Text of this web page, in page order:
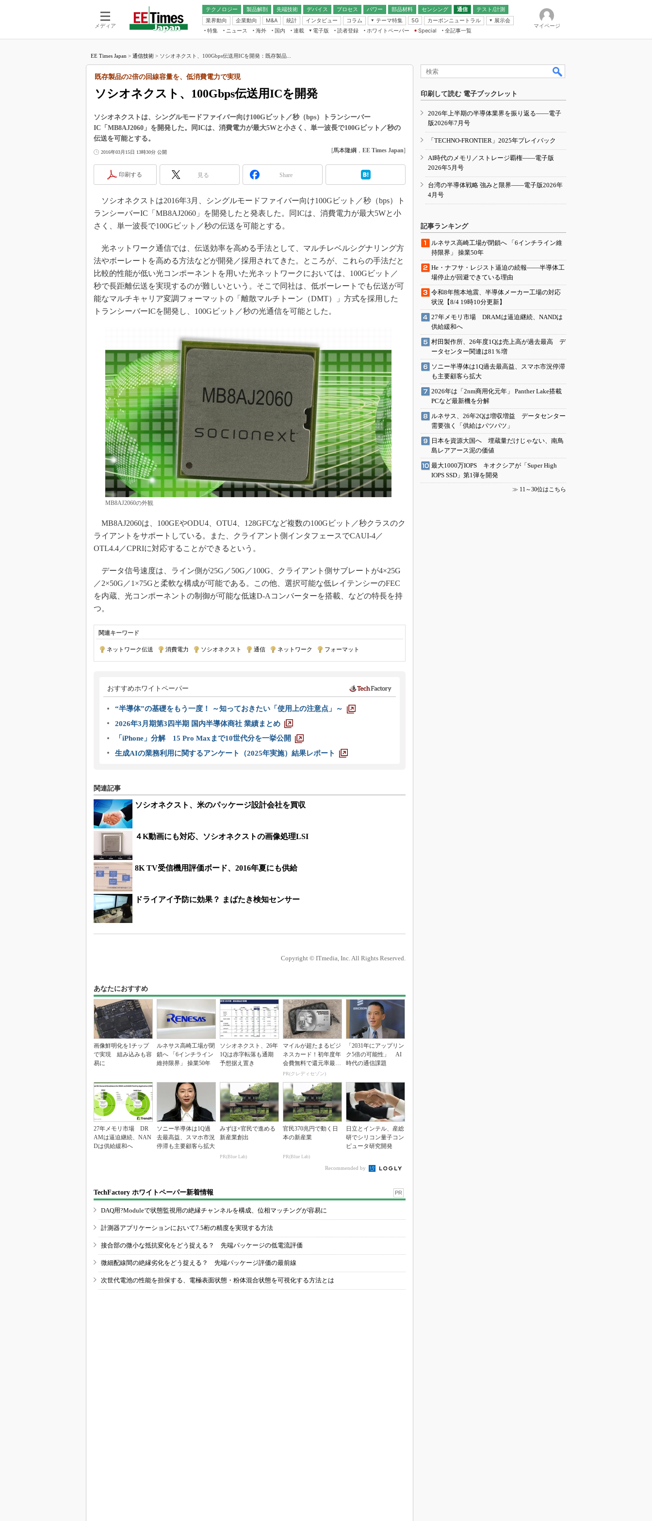
メディア
テクノロジー 製品解剖
先端技術
電池／エネルギー
デバイス
アナログ
マイコン
FPGA
プロセス パワー 部品材料 センシング
通信
無線
テスト/計測
業界動向
企業動向 M&A 統計 インタビュー コラム
テーマ特集
フィジカルAI
読者調査（EE Times Research）
エレクトロニクス入門（EDN
5G カーボンニュートラル
展示会
IoT・エッジコンピューティング
EXPO
TECHNO-FRONTIER
人とくるま展
特集 ニュース 海外 国内
連載
福田昭のデバイス通信
湯之上隆のナノフォーカス
大山聡の業界スコープ
大原雄介のエレ・組み込みプレイバ
リタイア直前エンジニアの社会人大
学漂流記
この10年で起こったこと、次の10年
製品分解で探るアジアの新トレンド
光伝送技術を知る
改革、執念の180日
イノベーションは日本を救うのか
JASA発IoT通信
IHSアナリスト「未来展望」
「英語に愛されないエンジニア」の
ための新行動論
電子版
電子ブックレット
読者登録 ホワイトペーパー
Special
全記事一覧
マイページ
EE Times Japan > 通信技術 > ソシオネクスト、100Gbps伝送用ICを開発：既存製品...
ソシオネクスト、100Gbps伝送用ICを開発
既存製品の2倍の回線容量を、低消費電力で実現
ソシオネクストは、シングルモードファイバー向け100Gビット／秒（bps）トランシーバー
IC「MB8AJ2060」を開発した。同ICは、消費電力が最大5Wと小さく、単一波長で100Gビット／秒の
伝送を可能とする。
2016年03月15日 13時30分 公開 [馬本隆綱 ， EE Times Japan]
印刷する 見る Share
ソシオネクストは2016年3月、シングルモードファイバー向け100Gビット／秒（bps）ト
ランシーバーIC「MB8AJ2060」を開発したと発表した。同ICは、消費電力が最大5Wと小
さく、単一波長で100Gビット／秒の伝送を可能とする。
光ネットワーク通信では、伝送効率を高める手法として、マルチレベルシグナリング方
法やボーレートを高める方法などが開発／採用されてきた。ところが、これらの手法だと
比較的性能が低い光コンポーネントを用いた光ネットワークにおいては、100Gビット／
秒で長距離伝送を実現するのが難しいという。そこで同社は、低ボーレートでも伝送が可
能なマルチキャリア変調フォーマットの「離散マルチトーン（DMT）」方式を採用した
トランシーバーICを開発し、100Gビット／秒の光通信を可能とした。
MB8AJ2060の外観
MB8AJ2060は、100GEやODU4、OTU4、128GFCなど複数の100Gビット／秒クラスのク
ライアントをサポートしている。また、クライアント側インタフェースでCAUI-4／
OTL4.4／CPRIに対応することができるという。
データ信号速度は、ライン側が25G／50G／100G、クライアント側サブレートが4×25G
／2×50G／1×75Gと柔軟な構成が可能である。この他、選択可能な低レイテンシーのFEC
を内蔵、光コンポーネントの制御が可能な低速D-Aコンバーターを搭載、などの特長を持
つ。
関連キーワード
ネットワーク伝送 消費電力 ソシオネクスト 通信 ネットワーク フォーマット
おすすめホワイトペーパー
“半導体”の基礎をもう一度！ ～知っておきたい「使用上の注意点」～
2026年3月期第3四半期 国内半導体商社 業績まとめ
「iPhone」分解 15 Pro Maxまで10世代分を一挙公開
生成AIの業務利用に関するアンケート（2025年実施）結果レポート
関連記事
ソシオネクスト、米のパッケージ設計会社を買収
４K動画にも対応、ソシオネクストの画像処理LSI
8K TV受信機用評価ボード、2016年夏にも供給
ドライアイ予防に効果？ まばたき検知センサー
Copyright © ITmedia, Inc. All Rights Reserved.
あなたにおすすめ
画像鮮明化を1チップ
で実現 組み込みも容
易に
ルネサス高崎工場が閉
鎖へ 「6インチライン
維持限界」 操業50年
ソシオネクスト、26年
1Qは赤字転落も通期
予想据え置き
マイルが超たまるビジ
ネスカード！初年度年
会費無料で還元率最大
1.125%
PR(クレディセゾン)
「2031年にアップリン
ク5倍の可能性」 AI
時代の通信課題
27年メモリ市場 DR
AMは逼迫継続、NAN
Dは供給緩和へ
ソニー半導体は1Q過
去最高益、スマホ市況
停滞も主要顧客ら拡大
みずほ×官民で進める
新産業創出
PR(Blue Lab)
官民370兆円で動く日
本の新産業
PR(Blue Lab)
日立とインテル、産総
研でシリコン量子コン
ピュータ研究開発
Recommended by
TechFactory ホワイトペーパー新着情報 PR
DAQ用?Moduleで状態監視用の絶縁チャンネルを構成、位相マッチングが容易に
計測器アプリケーションにおいて7.5桁の精度を実現する方法
接合部の微小な抵抗変化をどう捉える？ 先端パッケージの低電流評価
微細配線間の絶縁劣化をどう捉える？ 先端パッケージ評価の最前線
次世代電池の性能を担保する、電極表面状態・粉体混合状態を可視化する方法とは
印刷して読む 電子ブックレット
2026年上半期の半導体業界を振り返る――電子
版2026年7月号
「TECHNO-FRONTIER」2025年プレイバック
AI時代のメモリ／ストレージ覇権――電子版
2026年5月号
台湾の半導体戦略 強みと限界――電子版2026年
4月号
記事ランキング
ルネサス高崎工場が閉鎖へ 「6インチライン維
持限界」 操業50年
He・ナフサ・レジスト逼迫の続報――半導体工
場停止が回避できている理由
令和8年熊本地震、半導体メーカー工場の対応
状況【8/4 19時10分更新】
27年メモリ市場 DRAMは逼迫継続、NANDは
供給緩和へ
村田製作所、26年度1Qは売上高が過去最高 デ
ータセンター関連は81％増
ソニー半導体は1Q過去最高益、スマホ市況停滞
も主要顧客ら拡大
2026年は「2nm商用化元年」 Panther Lake搭載
PCなど最新機を分解
ルネサス、26年2Qは増収増益 データセンター
需要強く「供給はパツパツ」
日本を資源大国へ 埋蔵量だけじゃない、南鳥
島レアアース泥の価値
最大1000万IOPS キオクシアが「Super High
IOPS SSD」第1弾を開発
≫ 11～30位はこちら